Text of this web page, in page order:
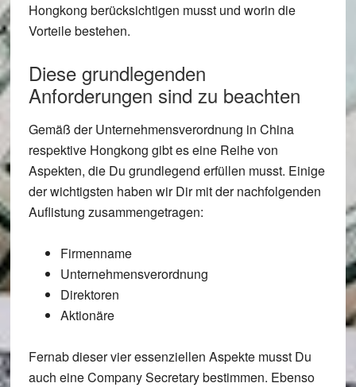
Hongkong berücksichtigen musst und worin die
Vorteile bestehen.
Diese grundlegenden
Anforderungen sind zu beachten
Gemäß der Unternehmensverordnung in China
respektive Hongkong gibt es eine Reihe von
Aspekten, die Du grundlegend erfüllen musst. Einige
der wichtigsten haben wir Dir mit der nachfolgenden
Auflistung zusammengetragen:
Firmenname
Unternehmensverordnung
Direktoren
Aktionäre
Fernab dieser vier essenziellen Aspekte musst Du
auch eine Company Secretary bestimmen. Ebenso